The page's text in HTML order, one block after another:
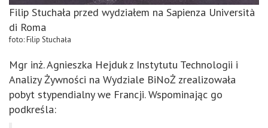
Filip Stuchała przed wydziałem na Sapienza Università
di Roma
foto: Filip Stuchała
Mgr inż. Agnieszka Hejduk z Instytutu Technologii i
Analizy Żywności na Wydziale BiNoŻ zrealizowała
pobyt stypendialny we Francji. Wspominając go
podkreśla: